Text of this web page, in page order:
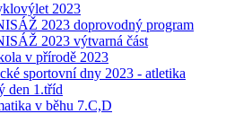
2023
2023 doprovodný program
2023 výtvarná část
v přírodě 2023
sportovní dny 2023 - atletika
den 1.tříd
v běhu 7.C,D